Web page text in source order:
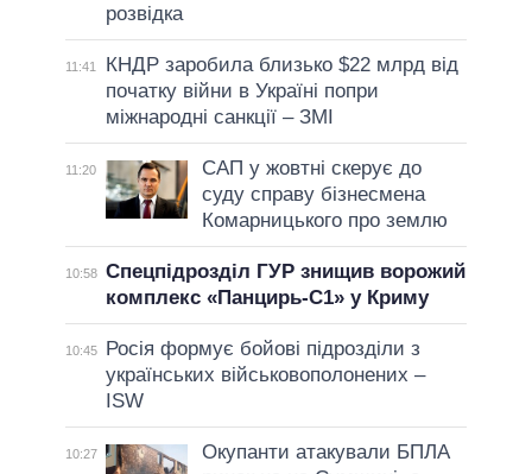
розвідка
11:41
КНДР заробила близько $22 млрд від
початку війни в Україні попри
міжнародні санкції – ЗМІ
11:20
САП у жовтні скерує до
суду справу бізнесмена
Комарницького про землю
10:58 Спецпідрозділ ГУР знищив ворожий
комплекс «Панцирь-С1» у Криму
10:45
Росія формує бойові підрозділи з
українських військовополонених –
ISW
10:27
Окупанти атакували БПЛА